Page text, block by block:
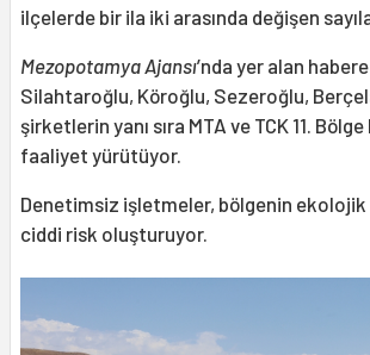
ilçelerde bir ila iki arasında değişen
Mezopotamya Ajansı’nda yer alan
Silahtaroğlu, Köroğlu, Sezeroğlu,
şirketlerin yanı sıra MTA ve TCK 11.
faaliyet yürütüyor.
Denetimsiz işletmeler, bölgenin ekolojik
ciddi risk oluşturuyor.